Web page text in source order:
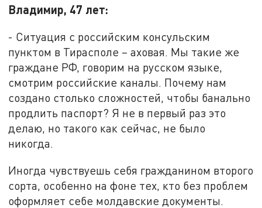
Владимир, 47 лет:
- Ситуация с российским консульским
пунктом в Тирасполе – аховая. Мы такие же
граждане РФ, говорим на русском языке,
смотрим российские каналы. Почему нам
создано столько сложностей, чтобы банально
продлить паспорт? Я не в первый раз это
делаю, но такого как сейчас, не было
никогда.
Иногда чувствуешь себя гражданином второго
сорта, особенно на фоне тех, кто без проблем
оформляет себе молдавские документы.